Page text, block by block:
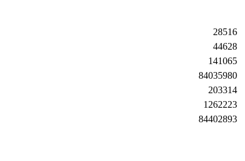
28516
44628
141065
84035980
203314
1262223
84402893